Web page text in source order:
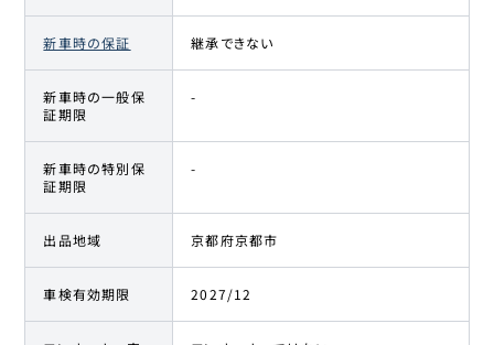
新車時の保証 継承できない
新車時の一般保
証期限
-
新車時の特別保
証期限
-
出品地域 京都府京都市
車検有効期限 2027/12